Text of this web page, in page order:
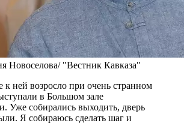
Новоселова/ "Вестник Кавказа"
ней возросло при очень странном
в Большом зале
Уже собирались выходить, дверь
Я собираюсь сделать шаг и